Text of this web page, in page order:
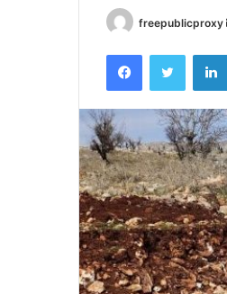
freepublicproxy
FacebookTwitter